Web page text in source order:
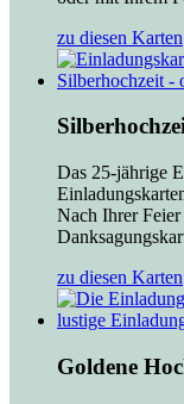
zu diesen Karten
Das 25-jährige
Nach Ihrer
zu diesen Karten
Goldene